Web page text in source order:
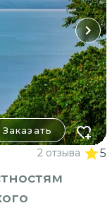
Заказать
2 отзыва 5